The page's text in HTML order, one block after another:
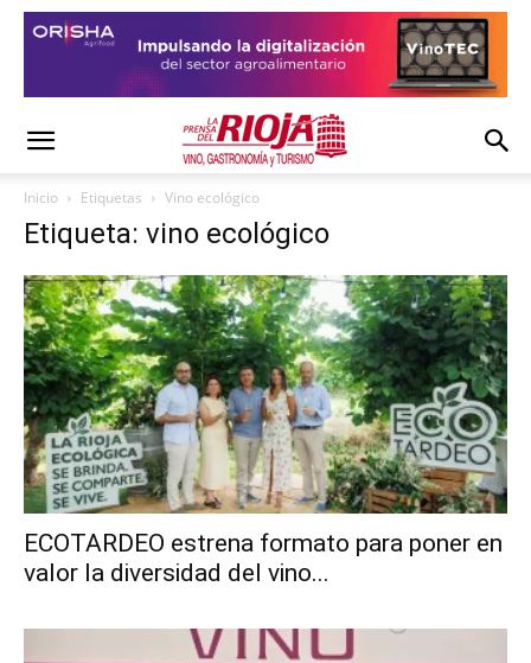
Inicio Etiquetas Vino ecológico
Etiqueta: vino ecológico
ECOTARDEO estrena formato para poner en
valor la diversidad del vino...